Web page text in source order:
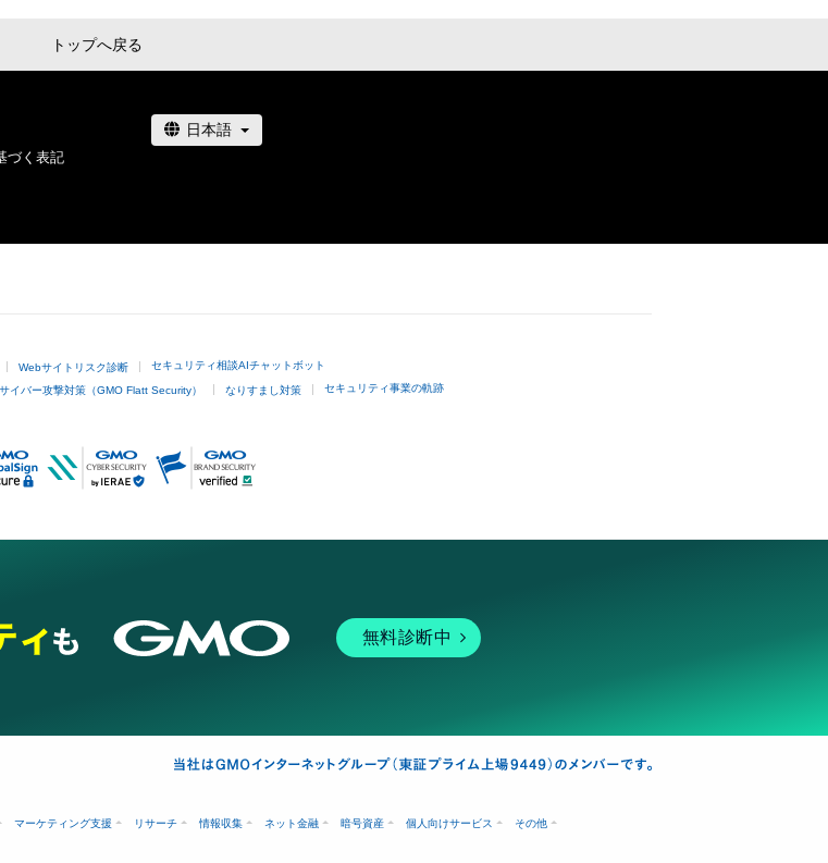
トップへ戻る
づく表記
Webサイトリスク診断 セキュリティ相談AIチャットボット
サイバー攻撃対策（GMO Flatt Security） なりすまし対策 セキュリティ事業の軌跡
無料診断中
マーケティング支援 リサーチ 情報収集 ネット金融 暗号資産 個人向けサービス その他